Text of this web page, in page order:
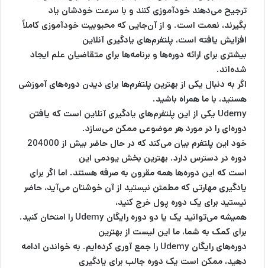
ترجیح می‌دهند خودآموزی کنند و با سرعت خودشان یاد
بگیرند، نعمت است. و از آن‌جایی که محبوبیت خودآموزی کاملاً
افزایش یافته است، پلتفرم‌های یادگیری آنلاین
بیشتری برای ارائه دوره‌ها و برنامه‌ها برای متقاضیان علم ایجاد
شده‌اند.
اگر به دنبال یکی از بهترین پلتفرم‌ها برای دیدن دوره‌های آموزشی
هستید، با ما همراه باشید.
Udemy یکی از این پلتفرم‌های یادگیری آنلاین است که یافتن
دوره‌ای را در مورد هر موضوعی ممکن می‌سازد.
خود این پلتفرم بیان می‌کند که در حال حاضر بیش از 204000
دوره در دسترس دارد. بهترین بخش یودمی این
است که این دوره‌ها همه مقرون به صرفه هستند. اما اگر برای
یادگیری مهارتی که مطمئن نیستید از آن خوشتان می‌آید، حاضر
نیستید برای یک دوره پول خرج کنید،
همیشه می‌توانید یک یا دو دوره رایگان Udemy را امتحان کنید.
برای کمک به شما، ما این لیست از بهترین
دوره‌های رایگان Udemy را جمع آوری کرده‌ایم. به خواندن ادامه
دهید، ممکن است یک دوره جالب برای یادگیری